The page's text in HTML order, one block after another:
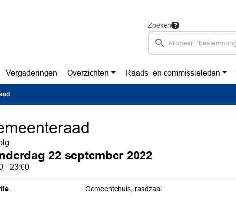
Zoeken
Vergaderingen Overzichten Raads- en commissieleden
22 september 2022
- 23:00
Gemeentehuis, raadzaal